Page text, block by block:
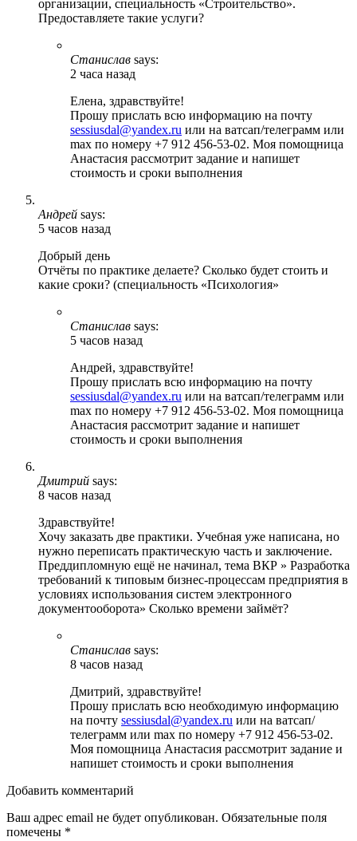
организации, специальность «Строительство».
Предоставляете такие услуги?
Станислав says:
2 часа назад
Елена, здравствуйте!
Прошу прислать всю информацию на почту
sessiusdal@yandex.ru или на ватсап/телеграмм или
max по номеру +7 912 456-53-02. Моя помощница
Анастасия рассмотрит задание и напишет
стоимость и сроки выполнения
Андрей says:
5 часов назад
Добрый день
Отчёты по практике делаете? Сколько будет стоить и
какие сроки? (специальность «Психология»
Станислав says:
5 часов назад
Андрей, здравствуйте!
Прошу прислать всю информацию на почту
sessiusdal@yandex.ru или на ватсап/телеграмм или
max по номеру +7 912 456-53-02. Моя помощница
Анастасия рассмотрит задание и напишет
стоимость и сроки выполнения
Дмитрий says:
8 часов назад
Здравствуйте!
Хочу заказать две практики. Учебная уже написана, но
нужно переписать практическую часть и заключение.
Преддипломную ещё не начинал, тема ВКР » Разработка
требований к типовым бизнес-процессам предприятия в
условиях использования систем электронного
документооборота» Сколько времени займёт?
Станислав says:
8 часов назад
Дмитрий, здравствуйте!
Прошу прислать всю необходимую информацию
на почту sessiusdal@yandex.ru или на ватсап/
телеграмм или max по номеру +7 912 456-53-02.
Моя помощница Анастасия рассмотрит задание и
напишет стоимость и сроки выполнения
Добавить комментарий
Ваш адрес email не будет опубликован. Обязательные поля
помечены *